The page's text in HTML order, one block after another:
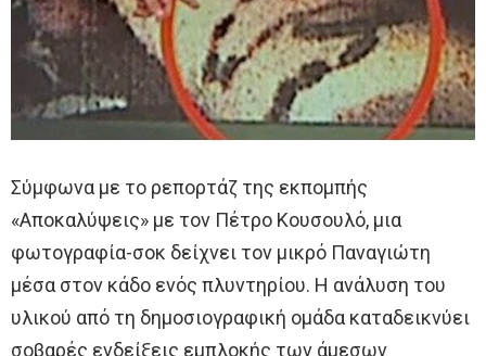
Σύμφωνα με το ρεπορτάζ της εκπομπής
«Αποκαλύψεις» με τον Πέτρο Κουσουλό, μια
φωτογραφία-σοκ δείχνει τον μικρό Παναγιώτη
μέσα στον κάδο ενός πλυντηρίου. Η ανάλυση του
υλικού από τη δημοσιογραφική ομάδα καταδεικνύει
σοβαρές ενδείξεις εμπλοκής των άμεσων